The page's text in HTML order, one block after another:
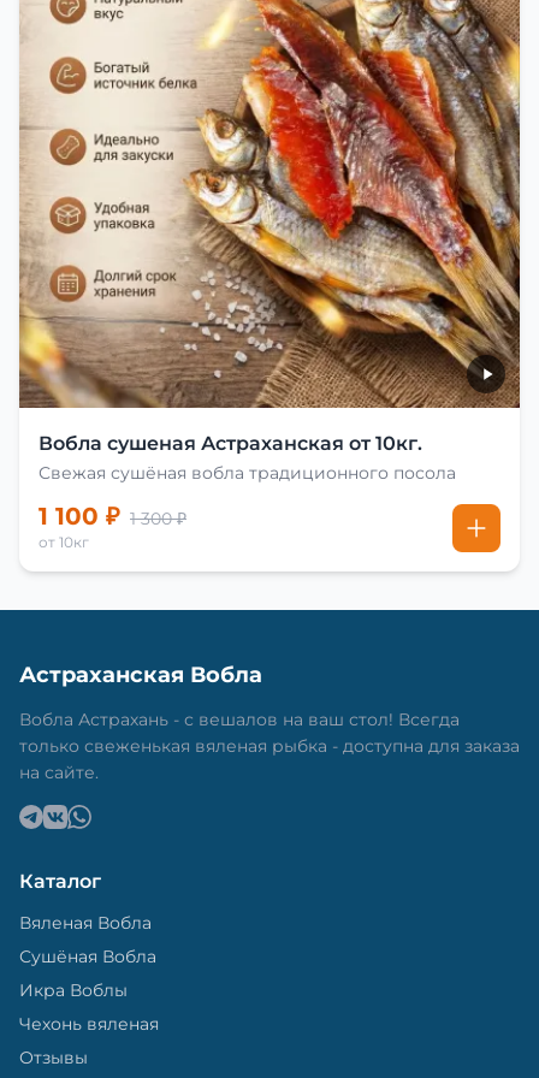
Вобла сушеная Астраханская от 10кг.
Свежая сушёная вобла традиционного посола
1 100 ₽ 1 300 ₽
от 10кг
Астраханская Вобла
Вобла Астрахань - с вешалов на ваш стол! Всегда
только свеженькая вяленая рыбка - доступна для заказа
на сайте.
Каталог
Вяленая Вобла
Сушёная Вобла
Икра Воблы
Чехонь вяленая
Отзывы